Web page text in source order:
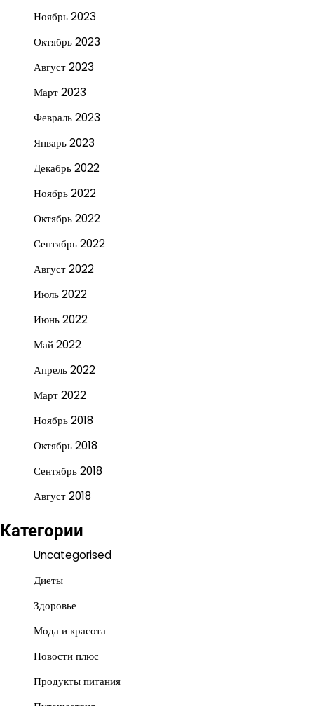
Ноябрь 2023
Октябрь 2023
Август 2023
Март 2023
Февраль 2023
Январь 2023
Декабрь 2022
Ноябрь 2022
Октябрь 2022
Сентябрь 2022
Август 2022
Июль 2022
Июнь 2022
Май 2022
Апрель 2022
Март 2022
Ноябрь 2018
Октябрь 2018
Сентябрь 2018
Август 2018
Категории
Uncategorised
Диеты
Здоровье
Мода и красота
Новости плюс
Продукты питания